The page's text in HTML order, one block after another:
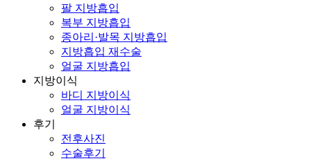
팔 지방흡입
복부 지방흡입
종아리·발목 지방흡입
지방흡입 재수술
얼굴 지방흡입
지방이식
바디 지방이식
얼굴 지방이식
후기
전후사진
수술후기